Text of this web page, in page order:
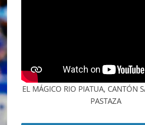
EL MÁGICO RIO PIATUA, CANTÓN
PASTAZA